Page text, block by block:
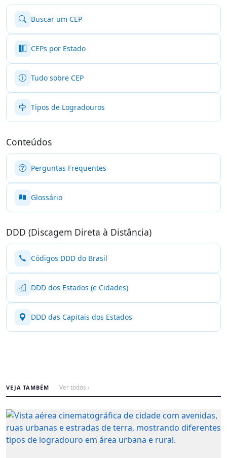
Buscar um CEP
CEPs por Estado
Tudo sobre CEP
Tipos de Logradouros
Conteúdos
Perguntas Frequentes
Glossário
DDD (Discagem Direta à Distância)
Códigos DDD do Brasil
DDD dos Estados (e Cidades)
DDD das Capitais dos Estados
VEJA TAMBÉM Ver todos ›